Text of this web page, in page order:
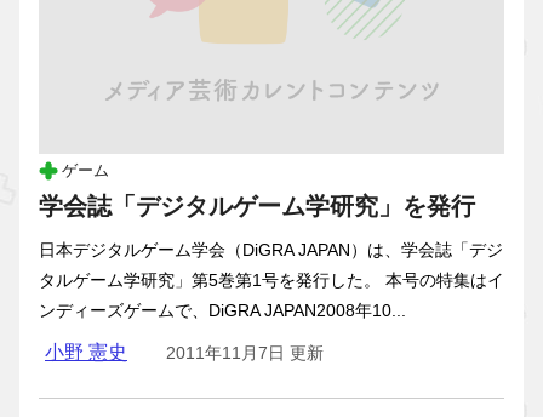
ゲーム
学会誌「デジタルゲーム学研究」を発行
日本デジタルゲーム学会（DiGRA JAPAN）は、学会誌「デジ
タルゲーム学研究」第5巻第1号を発行した。 本号の特集はイ
ンディーズゲームで、DiGRA JAPAN2008年10...
小野 憲史 2011年11月7日 更新